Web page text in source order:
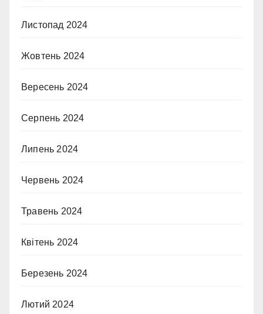
Листопад 2024
Жовтень 2024
Вересень 2024
Серпень 2024
Липень 2024
Червень 2024
Травень 2024
Квітень 2024
Березень 2024
Лютий 2024